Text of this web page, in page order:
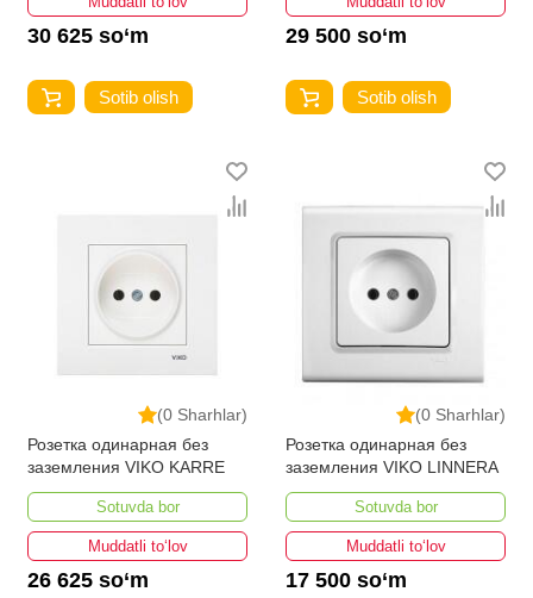
30 625 so‘m
Sotib olish
29 500 so‘m
Sotib olish
(0 Sharhlar)
Розетка одинарная без
заземления VIKO KARRE
Sotuvda bor
Muddatli to‘lov
26 625 so‘m
(0 Sharhlar)
Розетка одинарная без
заземления VIKO LINNERA
Sotuvda bor
Muddatli to‘lov
17 500 so‘m